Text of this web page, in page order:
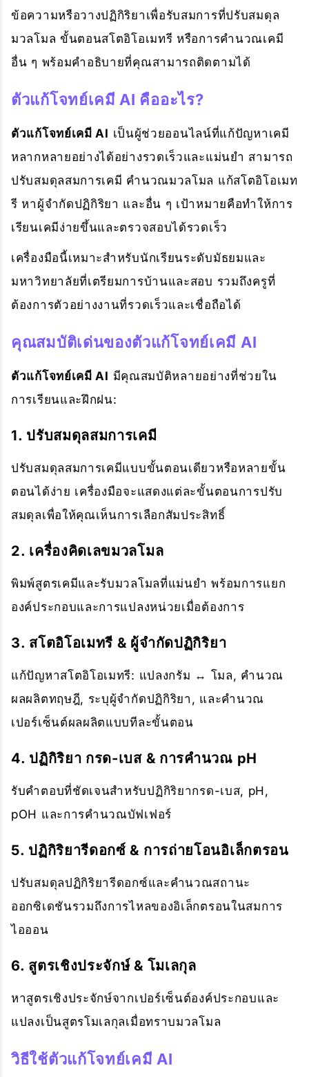
ข้อความหรือวางปฏิกิริยาเพื่อรับสมการที่ปรับสมดุล
มวลโมล ขั้นตอนสโตอิโอเมทรี หรือการคำนวณเคมี
อื่น ๆ พร้อมคำอธิบายที่คุณสามารถติดตามได้
ตัวแก้โจทย์เคมี AI คืออะไร?
ตัวแก้โจทย์เคมี AI เป็นผู้ช่วยออนไลน์ที่แก้ปัญหาเคมี
หลากหลายอย่างได้อย่างรวดเร็วและแม่นยำ สามารถ
ปรับสมดุลสมการเคมี คำนวณมวลโมล แก้สโตอิโอเมท
รี หาผู้จำกัดปฏิกิริยา และอื่น ๆ เป้าหมายคือทำให้การ
เรียนเคมีง่ายขึ้นและตรวจสอบได้รวดเร็ว
เครื่องมือนี้เหมาะสำหรับนักเรียนระดับมัธยมและ
มหาวิทยาลัยที่เตรียมการบ้านและสอบ รวมถึงครูที่
ต้องการตัวอย่างงานที่รวดเร็วและเชื่อถือได้
คุณสมบัติเด่นของตัวแก้โจทย์เคมี AI
ตัวแก้โจทย์เคมี AI มีคุณสมบัติหลายอย่างที่ช่วยใน
การเรียนและฝึกฝน:
1. ปรับสมดุลสมการเคมี
ปรับสมดุลสมการเคมีแบบขั้นตอนเดียวหรือหลายขั้น
ตอนได้ง่าย เครื่องมือจะแสดงแต่ละขั้นตอนการปรับ
สมดุลเพื่อให้คุณเห็นการเลือกสัมประสิทธิ์
2. เครื่องคิดเลขมวลโมล
พิมพ์สูตรเคมีและรับมวลโมลที่แม่นยำ พร้อมการแยก
องค์ประกอบและการแปลงหน่วยเมื่อต้องการ
3. สโตอิโอเมทรี & ผู้จำกัดปฏิกิริยา
แก้ปัญหาสโตอิโอเมทรี: แปลงกรัม ↔ โมล, คำนวณ
ผลผลิตทฤษฎี, ระบุผู้จำกัดปฏิกิริยา, และคำนวณ
เปอร์เซ็นต์ผลผลิตแบบทีละขั้นตอน
4. ปฏิกิริยา กรด-เบส & การคำนวณ pH
รับคำตอบที่ชัดเจนสำหรับปฏิกิริยากรด-เบส, pH,
pOH และการคำนวณบัฟเฟอร์
5. ปฏิกิริยารีดอกซ์ & การถ่ายโอนอิเล็กตรอน
ปรับสมดุลปฏิกิริยารีดอกซ์และคำนวณสถานะ
ออกซิเดชันรวมถึงการไหลของอิเล็กตรอนในสมการ
ไอออน
6. สูตรเชิงประจักษ์ & โมเลกุล
หาสูตรเชิงประจักษ์จากเปอร์เซ็นต์องค์ประกอบและ
แปลงเป็นสูตรโมเลกุลเมื่อทราบมวลโมล
วิธีใช้ตัวแก้โจทย์เคมี AI